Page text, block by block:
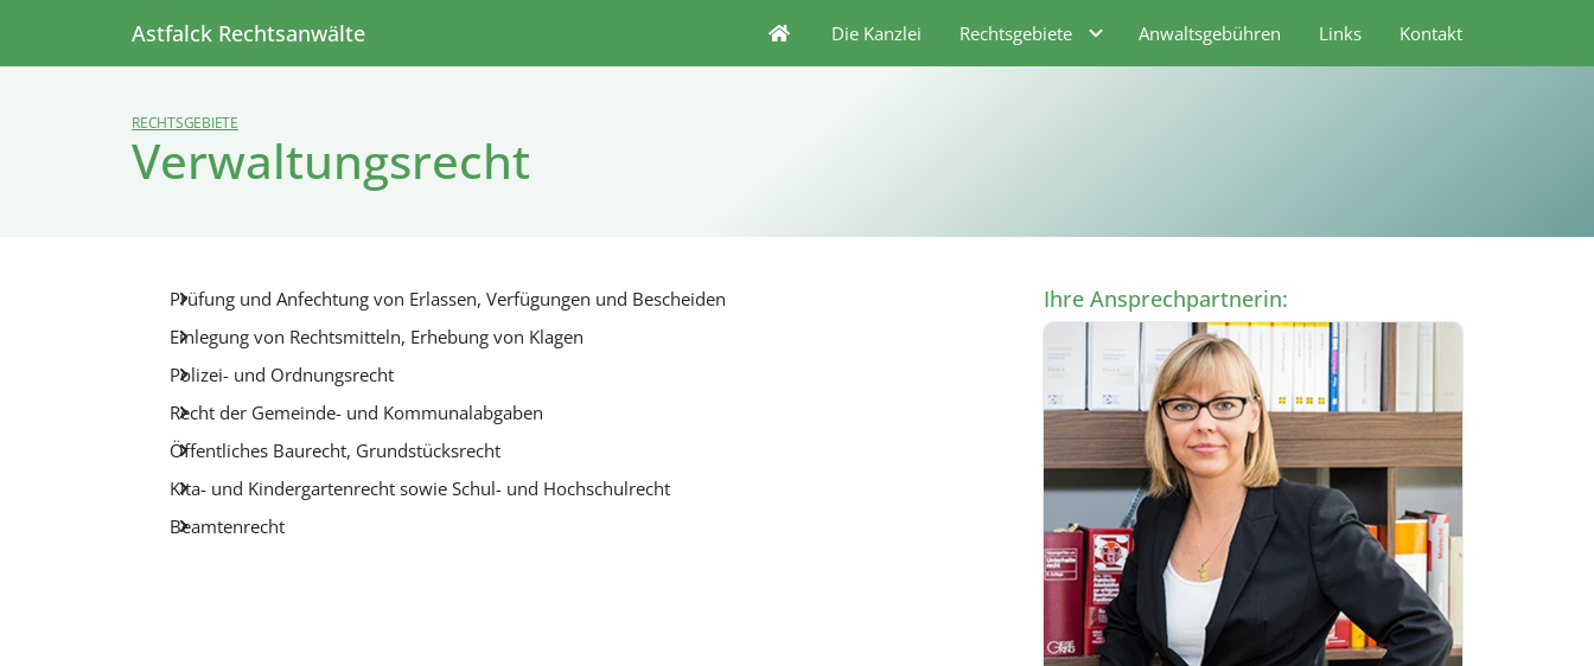
Astfalck Rechtsanwälte Die Kanzlei Rechtsgebiete Anwaltsgebühren Links Kontakt
RECHTSGEBIETE
Verwaltungsrecht
Prüfung und Anfechtung von Erlassen, Verfügungen und Bescheiden
Einlegung von Rechtsmitteln, Erhebung von Klagen
Polizei- und Ordnungsrecht
Recht der Gemeinde- und Kommunalabgaben
Öffentliches Baurecht, Grundstücksrecht
Kita- und Kindergartenrecht sowie Schul- und Hochschulrecht
Beamtenrecht
Ihre Ansprechpartnerin: